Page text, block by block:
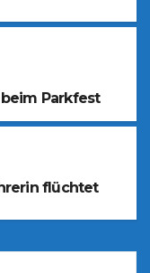
Parkfest
flüchtet